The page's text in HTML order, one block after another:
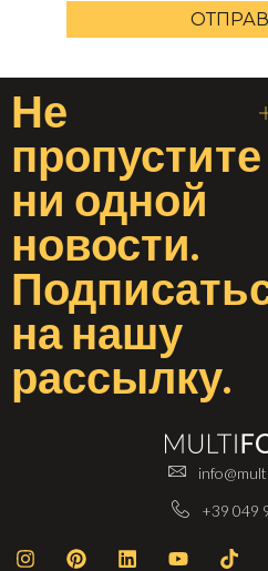
Не
пропустите
ни одной
новости.
нанашу
рассылку.
+39 049